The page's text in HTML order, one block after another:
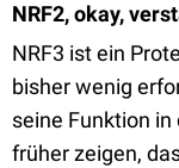
NRF2, okay,
NRF3 ist ein
bisher wenig
seine Funktion
früher zeigen,